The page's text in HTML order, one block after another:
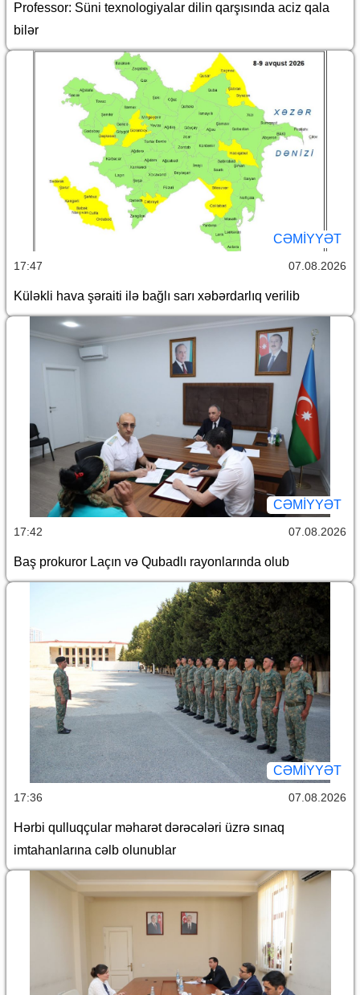
Professor: Süni texnologiyalar dilin qarşısında aciz qala
bilər
CƏMİYYƏT
17:47 07.08.2026
Küləkli hava şəraiti ilə bağlı sarı xəbərdarlıq verilib
CƏMİYYƏT
17:42 07.08.2026
Baş prokuror Laçın və Qubadlı rayonlarında olub
CƏMİYYƏT
17:36 07.08.2026
Hərbi qulluqçular məharət dərəcələri üzrə sınaq
imtahanlarına cəlb olunublar